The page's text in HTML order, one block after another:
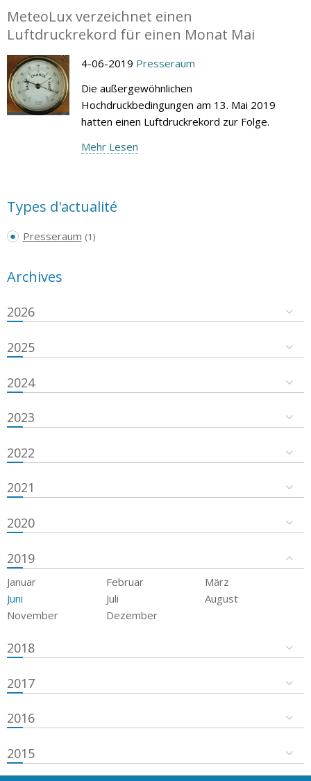
MeteoLux verzeichnet einen
Luftdruckrekord für einen Monat Mai
4-06-2019 Presseraum
Die außergewöhnlichen
Hochdruckbedingungen am 13. Mai 2019
hatten einen Luftdruckrekord zur Folge.
Mehr Lesen
Types d'actualité
Presseraum (1)
Archives
2026
2025
2024
2023
2022
2021
2020
2019
Januar Februar
März
Juni
Juli
August
November
Dezember
2018
2017
2016
2015